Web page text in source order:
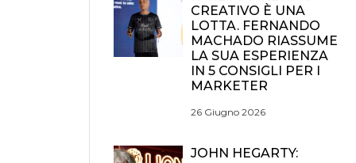
CREATIVO È UNA
LOTTA. FERNANDO
MACHADO RIASSUME
LA SUA ESPERIENZA
IN 5 CONSIGLI PER I
MARKETER
26 Giugno 2026
JOHN HEGARTY: